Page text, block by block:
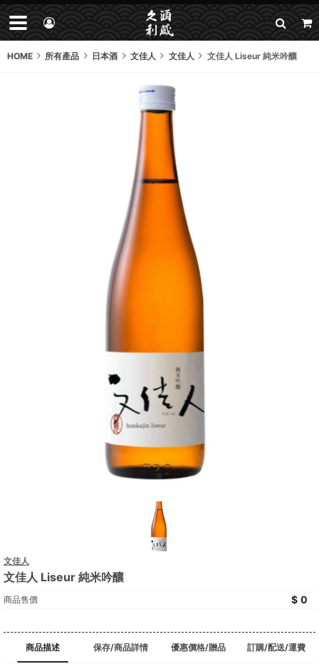
HOME 所有產品 日本酒 文佳人 文佳人 文佳人 Liseur 純米吟釀
文佳人
文佳人 Liseur 純米吟釀
商品售價 0
商品描述 保存/商品詳情 優惠價格/贈品 訂購/配送/運費